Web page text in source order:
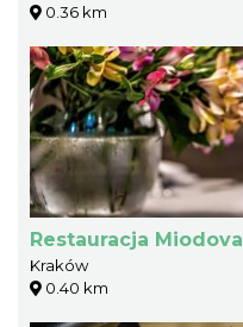
0.36 km
Restauracja Miodova
Kraków
0.40 km